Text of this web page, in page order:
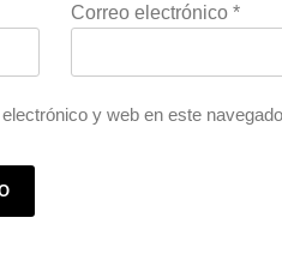
Correo electrónico *
y web en este